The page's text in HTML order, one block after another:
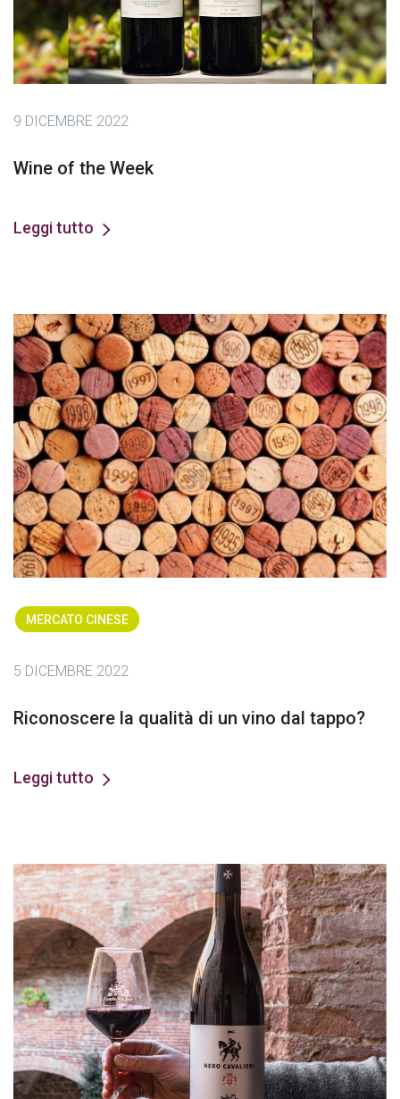
9 DICEMBRE 2022
Wine of the Week
Leggi tutto
MERCATO CINESE
5 DICEMBRE 2022
Riconoscere la qualità di un vino dal tappo?
Leggi tutto